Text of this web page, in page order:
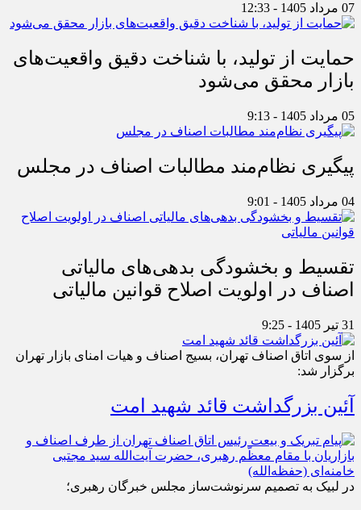
07 مرداد 1405 - 12:33
حمایت از تولید، با شناخت دقیق واقعیت‌های
بازار محقق می‌شود
05 مرداد 1405 - 9:13
پیگیری نظام‌مند مطالبات اصناف در مجلس
04 مرداد 1405 - 9:01
تقسیط و بخشودگی بدهی‌های مالیاتی
اصناف در اولویت اصلاح قوانین مالیاتی
31 تیر 1405 - 9:25
از سوی اتاق اصناف تهران، بسیج اصناف و هیات امنای بازار تهران
برگزار شد:
آئین بزرگداشت قائد شهید امت
در لبیک به تصمیم سرنوشت‌ساز مجلس خبرگان رهبری؛